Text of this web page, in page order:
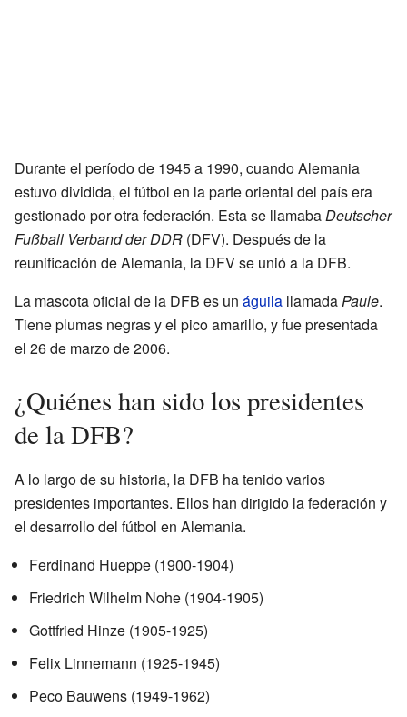
Durante el período de 1945 a 1990, cuando Alemania
estuvo dividida, el fútbol en la parte oriental del país era
gestionado por otra federación. Esta se llamabaDeutscher
Fußball Verband der DDR (DFV). Después de la
reunificación de Alemania, la DFV se unió a la DFB.
La mascota oficial de la DFB es un águila llamadaPaule.
Tiene plumas negras y el pico amarillo, y fue presentada
el 26 de marzo de 2006.
¿Quiénes han sido los presidentes
de la DFB?
A lo largo de su historia, la DFB ha tenido varios
presidentes importantes. Ellos han dirigido la federación y
el desarrollo del fútbol en Alemania.
Ferdinand Hueppe (1900-1904)
Friedrich Wilhelm Nohe (1904-1905)
Gottfried Hinze (1905-1925)
Felix Linnemann (1925-1945)
Peco Bauwens (1949-1962)